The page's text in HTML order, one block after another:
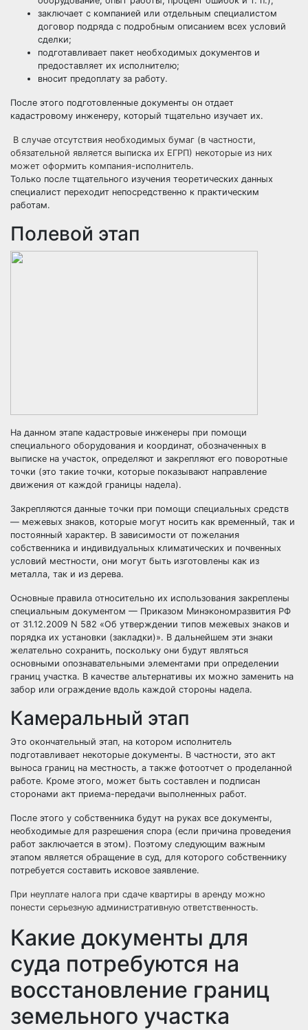
заключает с компанией или отдельным специалистом
договор подряда с подробным описанием всех условий
сделки;
подготавливает пакет необходимых документов и
предоставляет их исполнителю;
вносит предоплату за работу.
После этого подготовленные документы он отдает
кадастровому инженеру, который тщательно изучает их.
В случае отсутствия необходимых бумаг (в частности,
обязательной является выписка их ЕГРП) некоторые из них
может оформить компания-исполнитель.
Только после тщательного изучения теоретических данных
специалист переходит непосредственно к практическим
работам.
Полевой этап
На данном этапе кадастровые инженеры при помощи
специального оборудования и координат, обозначенных в
выписке на участок, определяют и закрепляют его поворотные
точки (это такие точки, которые показывают направление
движения от каждой границы надела).
Закрепляются данные точки при помощи специальных средств
— межевых знаков, которые могут носить как временный, так и
постоянный характер. В зависимости от пожелания
собственника и индивидуальных климатических и почвенных
условий местности, они могут быть изготовлены как из
металла, так и из дерева.
Основные правила относительно их использования закреплены
специальным документом — Приказом Минэкономразвития РФ
от 31.12.2009 N 582 «Об утверждении типов межевых знаков и
порядка их установки (закладки)». В дальнейшем эти знаки
желательно сохранить, поскольку они будут являться
основными опознавательными элементами при определении
границ участка. В качестве альтернативы их можно заменить на
забор или ограждение вдоль каждой стороны надела.
Камеральный этап
Это окончательный этап, на котором исполнитель
подготавливает некоторые документы. В частности, это акт
выноса границ на местность, а также фотоотчет о проделанной
работе. Кроме этого, может быть составлен и подписан
сторонами акт приема-передачи выполненных работ.
После этого у собственника будут на руках все документы,
необходимые для разрешения спора (если причина проведения
работ заключается в этом). Поэтому следующим важным
этапом является обращение в суд, для которого собственнику
потребуется составить исковое заявление.
При неуплате налога при сдаче квартиры в аренду можно
понести серьезную административную ответственность.
Какие документы для
суда потребуются на
восстановление границ
земельного участка